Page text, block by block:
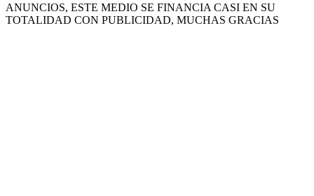
ANUNCIOS, ESTE MEDIO SE FINANCIA CASI EN SU
TOTALIDAD CON PUBLICIDAD, MUCHAS GRACIAS